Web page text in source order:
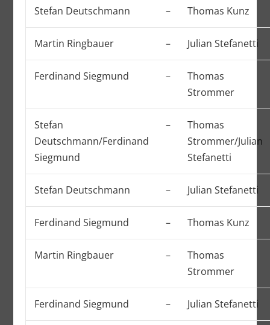
Stefan Deutschmann – Thomas Kunz
Martin Ringbauer – Julian Stefanetti
Ferdinand Siegmund –
Thomas
Strommer
Stefan
Deutschmann/Ferdinand
Siegmund
–
Thomas
Strommer/Julian
Stefanetti
Stefan Deutschmann – Julian Stefanetti
Ferdinand Siegmund – Thomas Kunz
Martin Ringbauer –
Thomas
Strommer
Ferdinand Siegmund – Julian Stefanetti